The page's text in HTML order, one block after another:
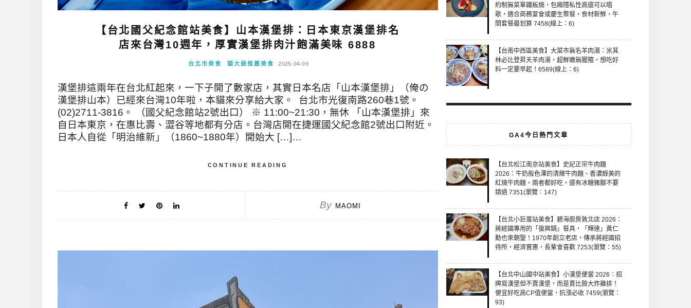
【台北國父紀念館站美食】山本漢堡排：日本東京漢堡排名
店來台灣10週年，厚實漢堡排肉汁飽滿美味 6888
台北市美食 貓大爺推薦美食 2025-04-09
漢堡排這兩年在台北紅起來，一下子開了數家店，其實日本名店「山本漢堡排」（俺の
漢堡排山本）已經來台灣10年啦，本貓來分享給大家。 台北市光復南路260巷1號。
(02)2711-3816。 （國父紀念館站2號出口） ※ 11:00~21:30，無休 「山本漢堡排」來
自日本東京，在惠比壽、澀谷等地都有分店。台灣店開在捷運國父紀念館2號出口附近。
日本人自從「明治維新」（1860~1880年）開始大 […]…
CONTINUE READING
By MAOMI
約制無菜單鐵板燒，包廂隱私性高還可以唱
歌，適合商務宴會或慶生聚餐，食材新鮮，午
間套餐最划算 7458(線上：6)
【台南中西區美食】大菜市無名羊肉湯：米其
林必比登昇天羊肉湯，超鮮嫩無腥羶，想吃好
料一定要早起！6589(線上：6)
GA4今日熱門文章
【台北松江南京站美食】史記正宗牛肉麵
2026：牛奶般色澤的清燉牛肉麵、香濃醇美的
紅燒牛肉麵，兩者都好吃，還有冰糖豬腳不要
錯過 7351(瀏覽：147)
【台北小巨蛋站美食】碧海廚房敦北店 2026：
蔣經國專用的「復興鍋」餐具，「輝達」黃仁
勳也來朝聖！1970年創立老店，傳承蔣經國招
待所，經濟實惠，長輩會喜歡 7253(瀏覽：55)
【台北中山國中站美食】小漢堡便當 2026：招
牌寫漢堡但不賣漢堡，而是賣比臉大炸雞排！
便宜好吃高CP值便當，抗漲必收 7459(瀏覽：
93)